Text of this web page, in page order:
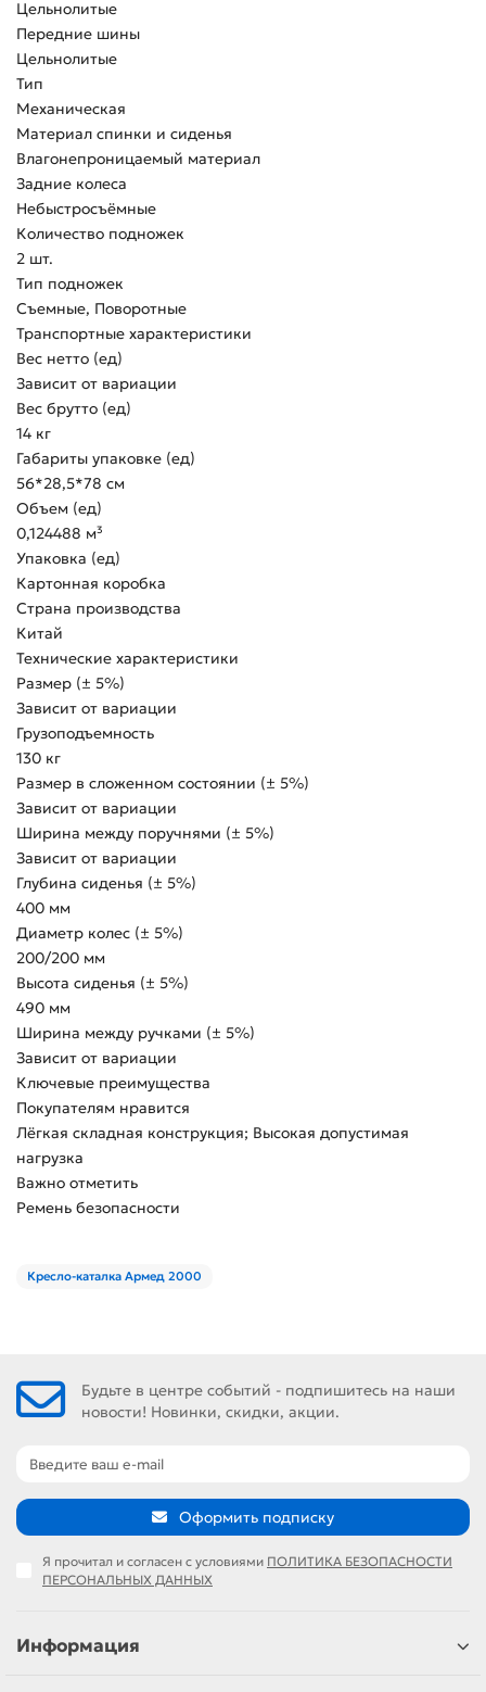
Цельнолитые
Передние шины
Цельнолитые
Тип
Механическая
Материал спинки и сиденья
Влагонепроницаемый материал
Задние колеса
Небыстросъёмные
Количество подножек
2 шт.
Тип подножек
Съемные, Поворотные
Транспортные характеристики
Вес нетто (ед)
Зависит от вариации
Вес брутто (ед)
14 кг
Габариты упаковке (ед)
56*28,5*78 см
Объем (ед)
0,124488 м³
Упаковка (ед)
Картонная коробка
Страна производства
Китай
Технические характеристики
Размер (± 5%)
Зависит от вариации
Грузоподъемность
130 кг
Размер в сложенном состоянии (± 5%)
Зависит от вариации
Ширина между поручнями (± 5%)
Зависит от вариации
Глубина сиденья (± 5%)
400 мм
Диаметр колес (± 5%)
200/200 мм
Высота сиденья (± 5%)
490 мм
Ширина между ручками (± 5%)
Зависит от вариации
Ключевые преимущества
Покупателям нравится
Лёгкая складная конструкция; Высокая допустимая
нагрузка
Важно отметить
Ремень безопасности
Кресло-каталка Армед 2000
Будьте в центре событий - подпишитесь на наши
новости! Новинки, скидки, акции.
Оформить подписку
Я прочитал и согласен с условиями ПОЛИТИКА БЕЗОПАСНОСТИ
ПЕРСОНАЛЬНЫХ ДАННЫХ
Информация